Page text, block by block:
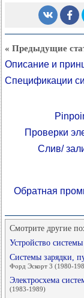
« Предыдущие
Описание и
Спецификации
Проверки
Слив/
Обратная
Смотрите другие
Устройство
Системы зарядки,
Форд Эскорт 3 (1980-
Электросхема
(1983-1989)